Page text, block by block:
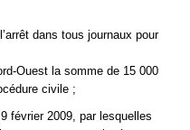
dans tous journaux pour
Ouest la somme de 15 000
civile ;
février 2009, par lesquelles